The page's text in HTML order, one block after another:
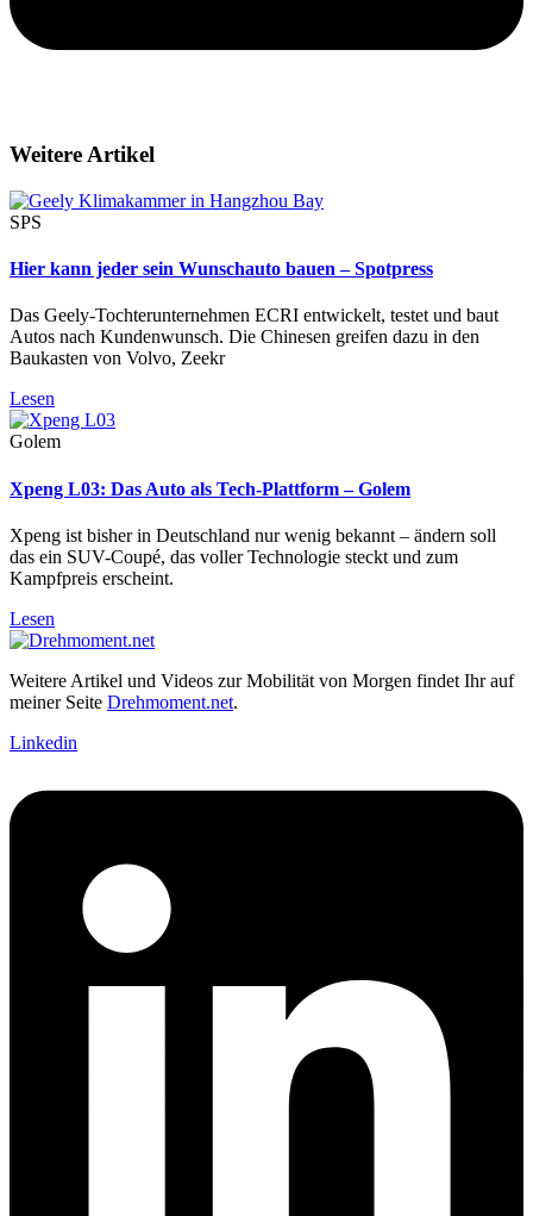
Weitere Artikel
SPS
Hier kann jeder sein Wunschauto bauen – Spotpress
Das Geely-Tochterunternehmen ECRI entwickelt, testet und baut
Autos nach Kundenwunsch. Die Chinesen greifen dazu in den
Baukasten von Volvo, Zeekr
Lesen
Golem
Xpeng L03: Das Auto als Tech-Plattform – Golem
Xpeng ist bisher in Deutschland nur wenig bekannt – ändern soll
das ein SUV-Coupé, das voller Technologie steckt und zum
Kampfpreis erscheint.
Lesen
Weitere Artikel und Videos zur Mobilität von Morgen findet Ihr auf
meiner Seite Drehmoment.net.
Linkedin